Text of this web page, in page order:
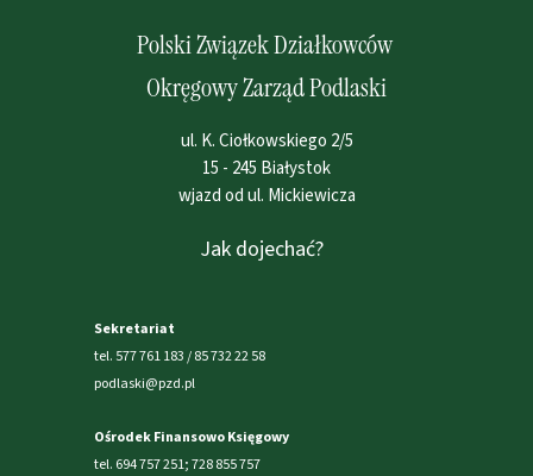
Jak dojechać?
Polski Związek Działkowców
Okręgowy Zarząd Podlaski
ul. K. Ciołkowskiego 2/5
15 - 245 Białystok
wjazd od ul. Mickiewicza
Sekretariat
tel. 577 761 183 / 85 732 22 58
podlaski@pzd.pl
Ośrodek Finansowo Księgowy
tel. 694 757 251; 728 855 757